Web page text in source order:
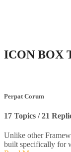
ICON BOX
Perpat Corum
17 Topics / 21
Unlike other
built specifically for